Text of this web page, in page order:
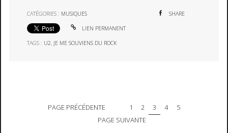
CATÉGORIES : MUSIQUES SHARE
LIEN PERMANENT
TAGS : U2, JE ME SOUVIENS DU ROCK
PAGE PRÉCÉDENTE 1 2 3 4
5
PAGE SUIVANTE